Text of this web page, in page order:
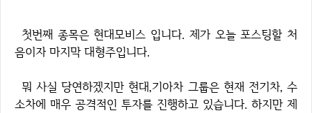
첫번째 종목은 현대모비스 입니다. 제가 오늘 포스팅할 처
음이자 마지막 대형주입니다.
뭐 사실 당연하겠지만 현대,기아차 그룹은 현재 전기차, 수
소차에 매우 공격적인 투자를 진행하고 있습니다. 하지만 제